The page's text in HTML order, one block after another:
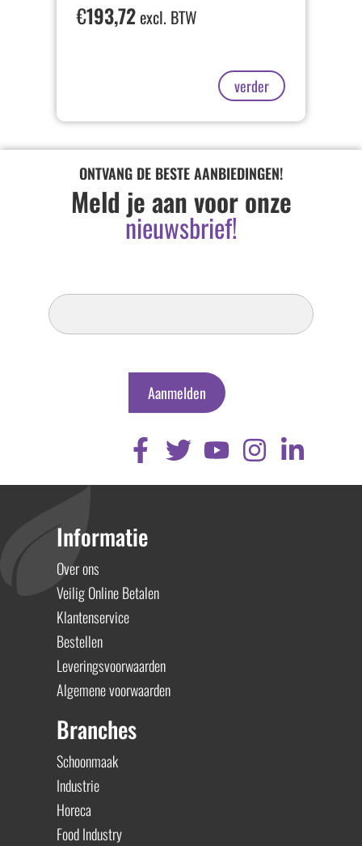
€193,72excl. BTW
verder
ONTVANG DE BESTE AANBIEDINGEN!
Meld je aan voor onze
nieuwsbrief!
Inschrijven
Nieuwsbrief
Aanmelden
Informatie
Over ons
Veilig Online Betalen
Klantenservice
Bestellen
Leveringsvoorwaarden
Algemene voorwaarden
Branches
Schoonmaak
Industrie
Horeca
Food Industry